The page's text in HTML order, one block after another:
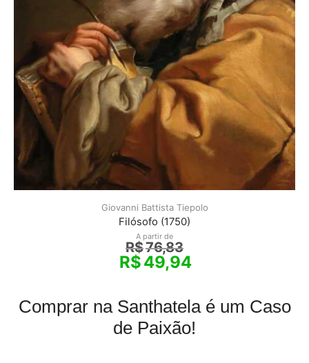
Giovanni Battista Tiepolo
Filósofo (1750)
A partir de
R$76,83
R$49,94
Comprar na Santhatela é um Caso
de Paixão!